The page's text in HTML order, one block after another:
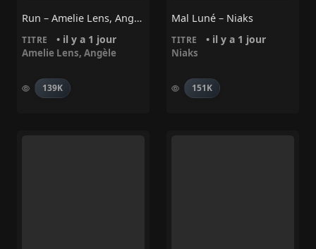
Run – Amelie Lens, Angèle
TITRE • il y a 1 jour
Amelie Lens, Angèle
139K
Mal Luné – Niaks
TITRE • il y a 1 jour
Niaks
151K